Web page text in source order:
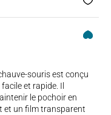
souris est conçu
et rapide. Il
le pochoir en
et un film transparent